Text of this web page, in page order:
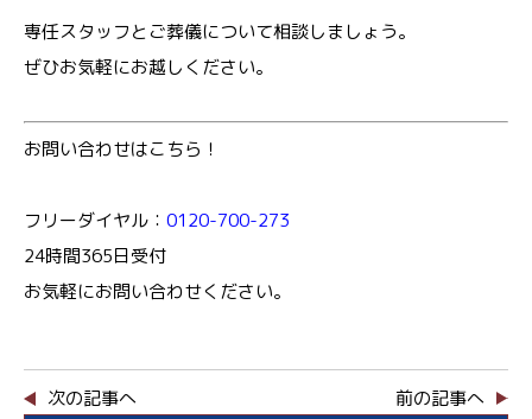
専任スタッフとご葬儀について相談しましょう。
ぜひお気軽にお越しください。
お問い合わせはこちら！
フリーダイヤル： 0120-700-273
24時間365日受付
お気軽にお問い合わせください。
次の記事へ 前の記事へ